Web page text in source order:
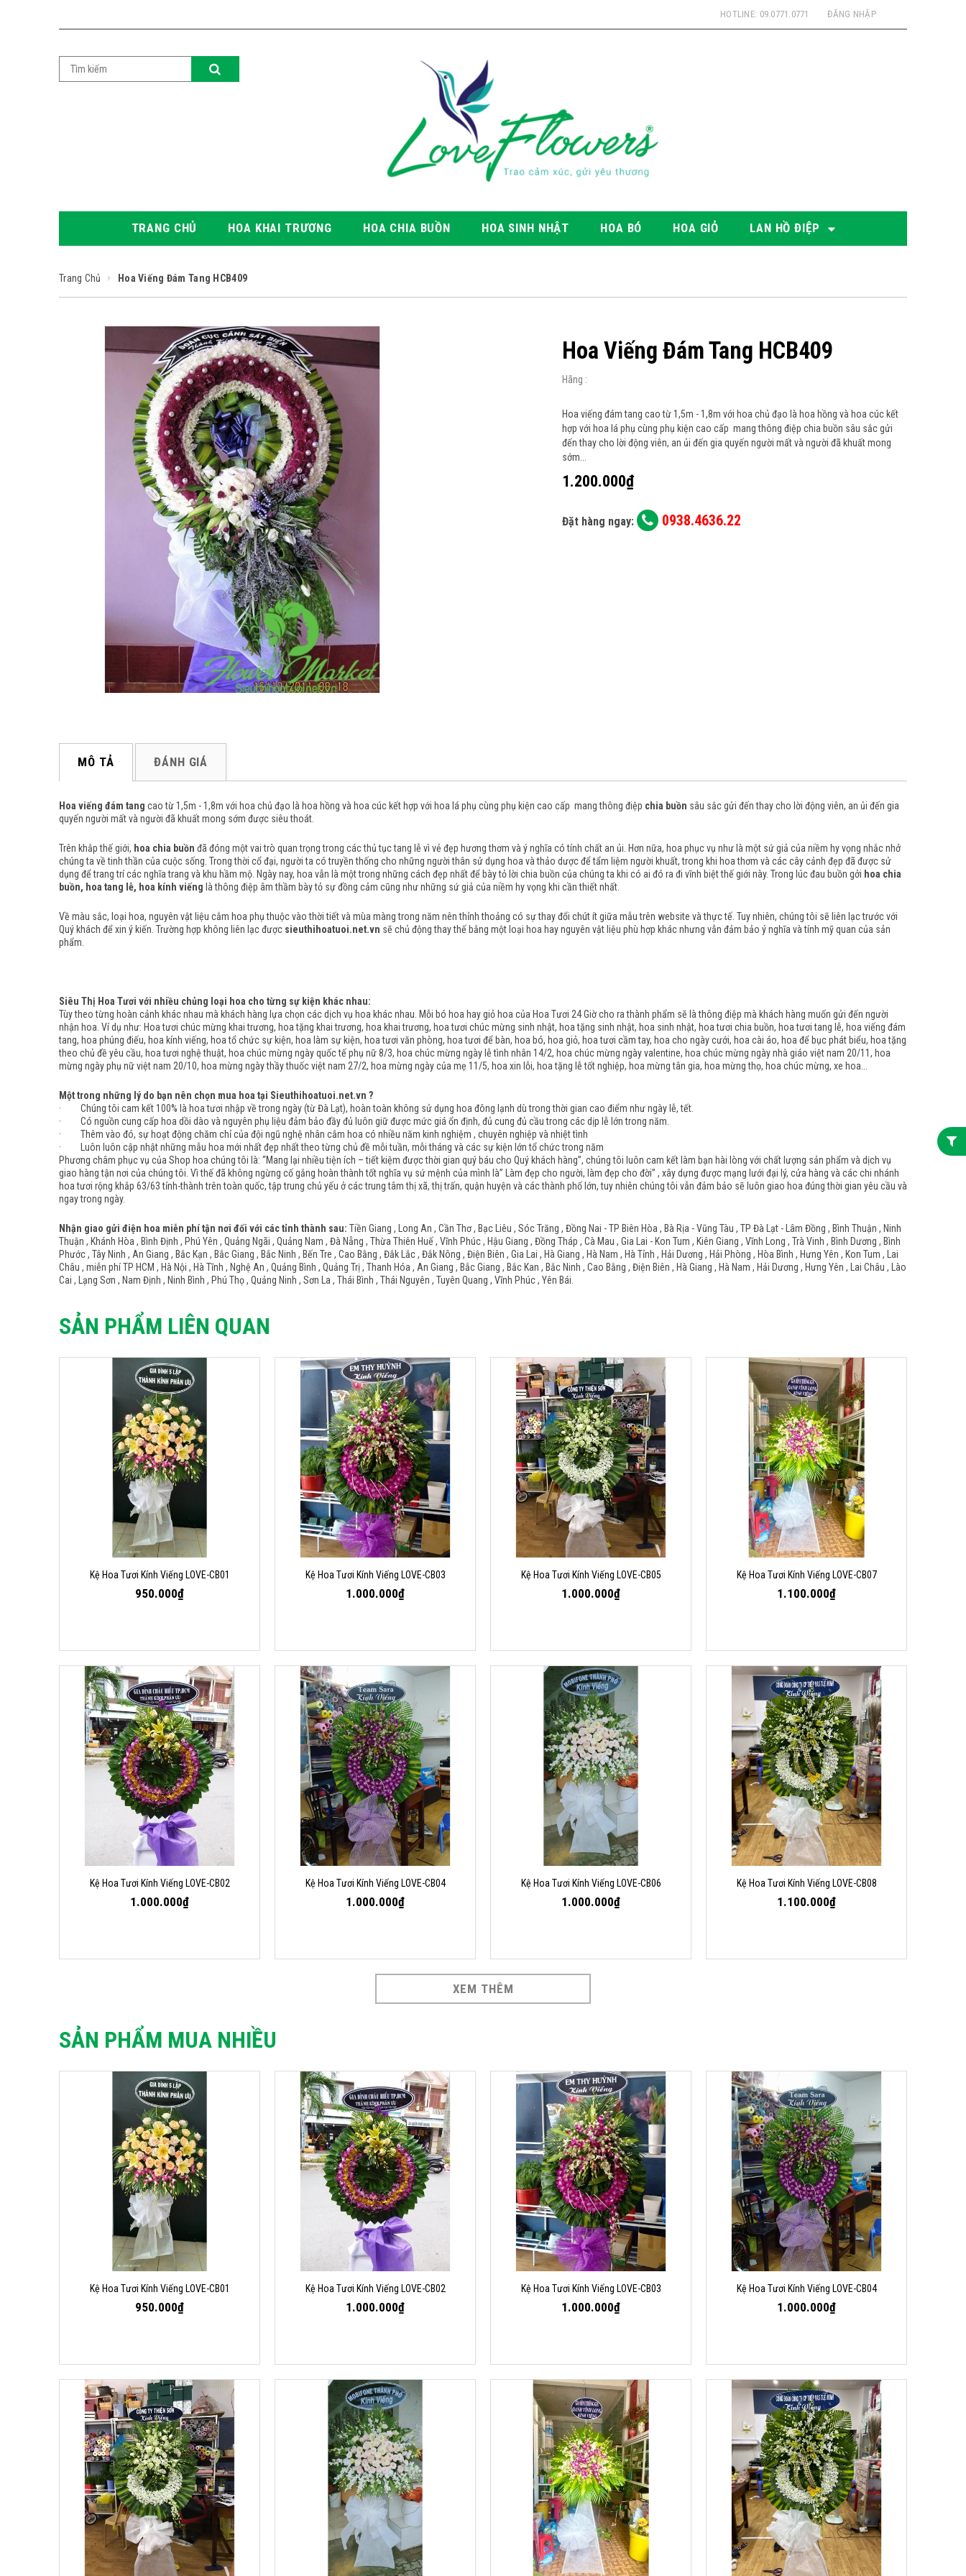
ĐĂNG NHẬP
HOTLINE: 09.0771.0771
TRANG CHỦ HOA KHAI TRƯƠNG HOA CHIA BUỒN HOA SINH NHẬT HOA BÓ HOA GIỎ LAN HỒ ĐIỆP
Trang Chủ Hoa Viếng Đám Tang HCB409
Hoa Viếng Đám Tang HCB409
Hãng :
Hoa viếng đám tang cao từ 1,5m - 1,8m với hoa chủ đạo là hoa hồng và hoa cúc kết
hợp với hoa lá phụ cùng phụ kiện cao cấp mang thông điệp chia buồn sâu sắc gửi
đến thay cho lời động viên, an ủi đến gia quyến người mất và người đã khuất mong
sớm...
1.200.000₫
Đặt hàng ngay: 0938.4636.22
MÔ TẢ ĐÁNH GIÁ
Hoa viếng đám tang cao từ 1,5m - 1,8m với hoa chủ đạo là hoa hồng và hoa cúc kết hợp với hoa lá phụ cùng phụ kiện cao cấp mang thông điệp chia buồn sâu sắc gửi đến thay cho lời động viên, an ủi đến gia
quyến người mất và người đã khuất mong sớm được siêu thoát.
Trên khắp thế giới, hoa chia buồn đã đóng một vai trò quan trọng trong các thủ tục tang lễ vì vẻ đẹp hương thơm và ý nghĩa có tính chất an ủi. Hơn nữa, hoa phục vụ như là một sứ giả của niềm hy vọng nhắc nhở
chúng ta về tinh thần của cuộc sống. Trong thời cổ đại, người ta có truyền thống cho những người thân sử dụng hoa và thảo dược để tẩm liệm người khuất, trong khi hoa thơm và các cây cảnh đẹp đã được sử
dụng để trang trí các nghĩa trang và khu hầm mộ. Ngày nay, hoa vẫn là một trong những cách đẹp nhất để bày tỏ lời chia buồn của chúng ta khi có ai đó ra đi vĩnh biệt thế giới này. Trong lúc đau buồn gởi hoa chia
buồn, hoa tang lễ, hoa kính viếng là thông điệp âm thầm bày tỏ sự đồng cảm cũng như những sứ giả của niềm hy vọng khi cần thiết nhất.
Về màu sắc, loại hoa, nguyên vật liệu cắm hoa phụ thuộc vào thời tiết và mùa màng trong năm nên thỉnh thoảng có sự thay đổi chút ít giữa mẫu trên website và thực tế. Tuy nhiên, chúng tôi sẽ liên lạc trước với
Quý khách để xin ý kiến. Trường hợp không liên lạc được sieuthihoatuoi.net.vn sẽ chủ động thay thế bằng một loại hoa hay nguyên vật liệu phù hợp khác nhưng vẫn đảm bảo ý nghĩa và tính mỹ quan của sản
phẩm.
Siêu Thị Hoa Tươi với nhiều chủng loại hoa cho từng sự kiện khác nhau:
Tùy theo từng hoàn cảnh khác nhau mà khách hàng lựa chọn các dịch vụ hoa khác nhau. Mỗi bó hoa hay giỏ hoa của Hoa Tươi 24 Giờ cho ra thành phẩm sẽ là thông điệp mà khách hàng muốn gửi đến người
nhận hoa. Ví dụ như: Hoa tươi chúc mừng khai trương, hoa tặng khai trương, hoa khai trương, hoa tươi chúc mừng sinh nhật, hoa tặng sinh nhật, hoa sinh nhật, hoa tươi chia buồn, hoa tươi tang lễ, hoa viếng đám
tang, hoa phúng điếu, hoa kính viếng, hoa tổ chức sự kiện, hoa làm sự kiện, hoa tươi văn phòng, hoa tươi để bàn, hoa bó, hoa giỏ, hoa tươi cầm tay, hoa cho ngày cưới, hoa cài áo, hoa để bục phát biểu, hoa tặng
theo chủ đề yêu cầu, hoa tươi nghệ thuật, hoa chúc mừng ngày quốc tế phụ nữ 8/3, hoa chúc mừng ngày lễ tình nhân 14/2, hoa chúc mừng ngày valentine, hoa chúc mừng ngày nhà giáo việt nam 20/11, hoa
mừng ngày phụ nữ việt nam 20/10, hoa mừng ngày thầy thuốc việt nam 27/2, hoa mừng ngày của mẹ 11/5, hoa xin lỗi, hoa tặng lễ tốt nghiệp, hoa mừng tân gia, hoa mừng thọ, hoa chúc mừng, xe hoa...
Một trong những lý do bạn nên chọn mua hoa tại Sieuthihoatuoi.net.vn ?
· Chúng tôi cam kết 100% là hoa tươi nhập về trong ngày (từ Đà Lạt), hoàn toàn không sử dụng hoa đông lạnh dù trong thời gian cao điểm như ngày lễ, tết.
· Có nguồn cung cấp hoa dồi dào và nguyên phụ liệu đảm bảo đầy đủ luôn giữ được mức giá ổn định, đủ cung đủ cầu trong các dịp lễ lớn trong năm.
· Thêm vào đó, sự hoạt động chăm chỉ của đội ngũ nghệ nhân cắm hoa có nhiều năm kinh nghiệm , chuyên nghiệp và nhiệt tình
· Luôn luôn cập nhật những mẫu hoa mới nhất đẹp nhất theo từng chủ đề mỗi tuần, mỗi tháng và các sự kiện lớn tổ chức trong năm
Phương châm phục vụ của Shop hoa chúng tôi là: “Mang lại nhiều tiện ích – tiết kiệm được thời gian quý báu cho Quý khách hàng”, chúng tôi luôn cam kết làm bạn hài lòng với chất lượng sản phẩm và dịch vụ
giao hàng tận nơi của chúng tôi. Vì thế đã không ngừng cố gắng hoàn thành tốt nghĩa vụ sứ mệnh của mình là” Làm đẹp cho người, làm đẹp cho đời” , xây dựng được mạng lưới đại lý, cửa hàng và các chi nhánh
hoa tươi rộng khắp 63/63 tỉnh-thành trên toàn quốc, tập trung chủ yếu ở các trung tâm thị xã, thị trấn, quận huyện và các thành phố lớn, tuy nhiên chúng tôi vẫn đảm bảo sẽ luôn giao hoa đúng thời gian yêu cầu và
ngay trong ngày.
Nhận giao gửi điện hoa miễn phí tận nơi đối với các tỉnh thành sau: Tiền Giang , Long An , Cần Thơ , Bạc Liêu , Sóc Trăng , Đồng Nai - TP Biên Hòa , Bà Rịa - Vũng Tàu , TP Đà Lạt - Lâm Đồng , Bình Thuận , Ninh
Thuận , Khánh Hòa , Bình Định , Phú Yên , Quảng Ngãi , Quảng Nam , Đà Nẵng , Thừa Thiên Huế , Vĩnh Phúc , Hậu Giang , Đồng Tháp , Cà Mau , Gia Lai - Kon Tum , Kiên Giang , Vĩnh Long , Trà Vinh , Bình Dương , Bình
Phước , Tây Ninh , An Giang , Bắc Kạn , Bắc Giang , Bắc Ninh , Bến Tre , Cao Bằng , Đắk Lắc , Đắk Nông , Điện Biên , Gia Lai , Hà Giang , Hà Nam , Hà Tỉnh , Hải Dương , Hải Phòng , Hòa Bình , Hưng Yên , Kon Tum , Lai
Châu , miễn phí TP HCM , Hà Nội , Hà Tĩnh , Nghệ An , Quảng Bình , Quảng Trị , Thanh Hóa , An Giang , Bắc Giang , Bắc Kan , Bắc Ninh , Cao Bằng , Điện Biên , Hà Giang , Hà Nam , Hải Dương , Hưng Yên , Lai Châu , Lào
Cai , Lạng Sơn , Nam Định , Ninh Bình , Phú Thọ , Quảng Ninh , Sơn La , Thái Bình , Thái Nguyên , Tuyên Quang , Vĩnh Phúc , Yên Bái.
SẢN PHẨM LIÊN QUAN
Kệ Hoa Tươi Kính Viếng LOVE-CB01
950.000₫
Kệ Hoa Tươi Kính Viếng LOVE-CB02
1.000.000₫
Kệ Hoa Tươi Kính Viếng LOVE-CB03
1.000.000₫
Kệ Hoa Tươi Kính Viếng LOVE-CB04
1.000.000₫
Kệ Hoa Tươi Kính Viếng LOVE-CB05
1.000.000₫
Kệ Hoa Tươi Kính Viếng LOVE-CB06
1.000.000₫
Kệ Hoa Tươi Kính Viếng LOVE-CB07
1.100.000₫
Kệ Hoa Tươi Kính Viếng LOVE-CB08
1.100.000₫
XEM THÊM
SẢN PHẨM MUA NHIỀU
Kệ Hoa Tươi Kính Viếng LOVE-CB01
950.000₫
Kệ Hoa Tươi Kính Viếng LOVE-CB02
1.000.000₫
Kệ Hoa Tươi Kính Viếng LOVE-CB03
1.000.000₫
Kệ Hoa Tươi Kính Viếng LOVE-CB04
1.000.000₫